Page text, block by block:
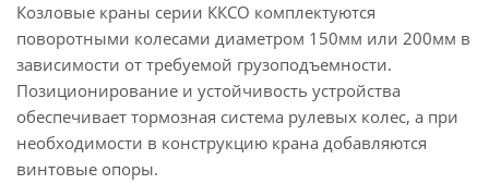
Козловые краны серии ККСО комплектуются
поворотными колесами диаметром 150мм или 200мм в
зависимости от требуемой грузоподъемности.
Позиционирование и устойчивость устройства
обеспечивает тормозная система рулевых колес, а при
необходимости в конструкцию крана добавляются
винтовые опоры.